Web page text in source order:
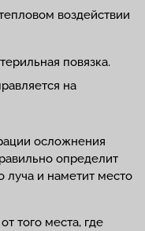
воздействии
повязка.
на
осложнения
определит
луча и наметит место
того места, где